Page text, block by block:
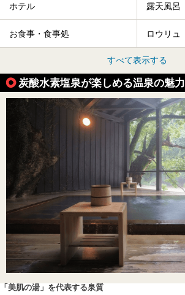
ホテル 露天風呂
お食事・食事処 ロウリュ
すべて表示する
炭酸水素塩泉が楽しめる温泉の魅力
「美肌の湯」を代表する泉質